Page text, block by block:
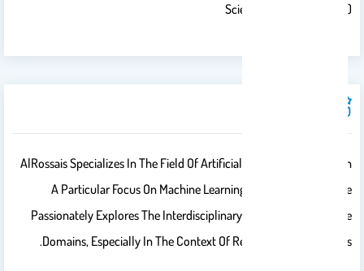
Science (2022-Sep 2024)
AlRossais Specializes In The Field Of Artificial Intelligence (AI), With
A Particular Focus On Machine Learning And Data Mining. She
Passionately Explores The Interdisciplinary Applications Of These
Domains, Especially In The Context Of Recommender Systems.